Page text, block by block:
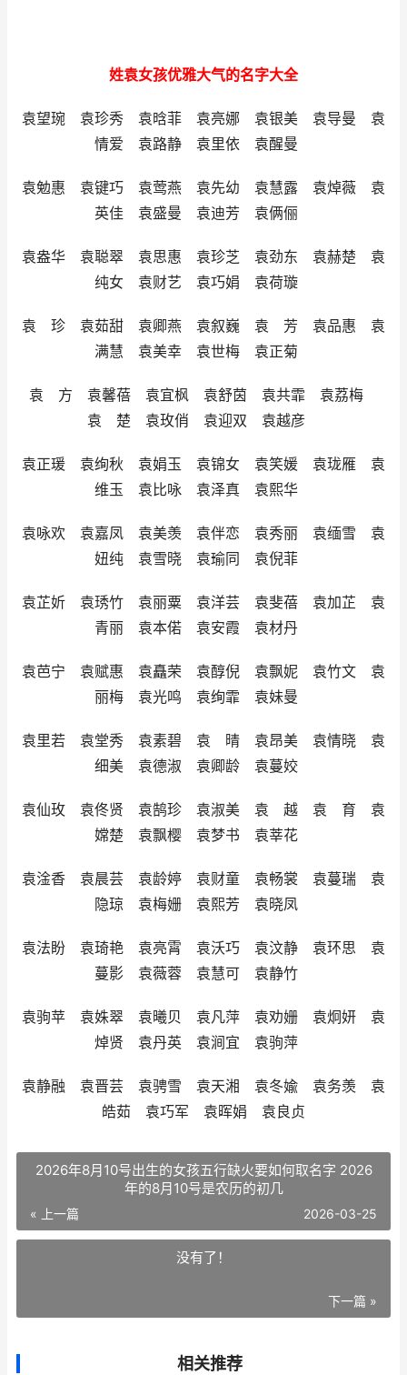
姓袁女孩优雅大气的名字大全
袁望琬 袁珍秀 袁晗菲 袁亮娜 袁银美 袁导曼 袁
情爱 袁路静 袁里依 袁醒曼
袁勉惠 袁键巧 袁莺燕 袁先幼 袁慧露 袁焯薇 袁
英佳 袁盛曼 袁迪芳 袁俩俪
袁盎华 袁聪翠 袁思惠 袁珍芝 袁劲东 袁赫楚 袁
纯女 袁财艺 袁巧娟 袁荷璇
袁 珍 袁茹甜 袁卿燕 袁叙巍 袁 芳 袁品惠 袁
满慧 袁美幸 袁世梅 袁正菊
袁 方 袁馨蓓 袁宜枫 袁舒茵 袁共霏 袁荔梅
袁 楚 袁玫俏 袁迎双 袁越彦
袁正瑗 袁绚秋 袁娟玉 袁锦女 袁笑媛 袁珑雁 袁
维玉 袁比咏 袁泽真 袁熙华
袁咏欢 袁嘉凤 袁美羡 袁伴恋 袁秀丽 袁缅雪 袁
妞纯 袁雪晓 袁瑜同 袁倪菲
袁芷妡 袁琇竹 袁丽粟 袁洋芸 袁斐蓓 袁加芷 袁
青丽 袁本偌 袁安霞 袁材丹
袁芭宁 袁赋惠 袁矗荣 袁醇倪 袁飘妮 袁竹文 袁
丽梅 袁光鸣 袁绚霏 袁妹曼
袁里若 袁堂秀 袁素碧 袁 晴 袁昂美 袁情晓 袁
细美 袁德淑 袁卿龄 袁蔓姣
袁仙玫 袁佟贤 袁鹄珍 袁淑美 袁 越 袁 育 袁
嫦楚 袁飘樱 袁梦书 袁莘花
袁淦香 袁晨芸 袁龄婷 袁财童 袁畅裳 袁蔓瑞 袁
隐琼 袁梅姗 袁熙芳 袁晓凤
袁法盼 袁琦艳 袁亮霄 袁沃巧 袁汶静 袁环思 袁
蔓影 袁薇蓉 袁慧可 袁静竹
袁驹苹 袁姝翠 袁曦贝 袁凡萍 袁劝姗 袁炯妍 袁
焯贤 袁丹英 袁涧宜 袁驹萍
袁静融 袁晋芸 袁骋雪 袁天湘 袁冬婾 袁务羡 袁
皓茹 袁巧军 袁晖娟 袁良贞
2026年8月10号出生的女孩五行缺火要如何取名字 2026
年的8月10号是农历的初几
« 上一篇 2026-03-25
没有了！
下一篇 »
相关推荐